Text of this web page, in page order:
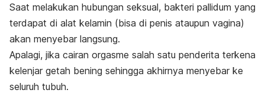
Saat melakukan hubungan seksual, bakteri pallidum yang
terdapat di alat kelamin (bisa di penis ataupun vagina)
akan menyebar langsung.
Apalagi, jika cairan orgasme salah satu penderita terkena
kelenjar getah bening sehingga akhirnya menyebar ke
seluruh tubuh.